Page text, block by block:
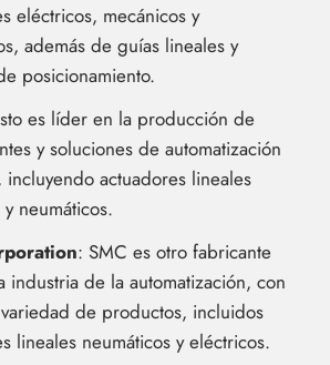
eléctricos, mecánicos y
además de guías lineales y
posicionamiento.
es líder en la producción de
y soluciones de automatización
incluyendo actuadores lineales
neumáticos.
: SMC es otro fabricante
industria de la automatización, con
de productos, incluidos
lineales neumáticos y eléctricos.